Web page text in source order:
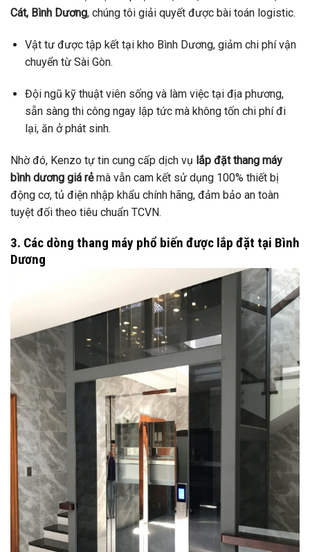
Cát, Bình Dương, chúng tôi giải quyết được bài toán logistic.
Vật tư được tập kết tại kho Bình Dương, giảm chi phí vận
chuyển từ Sài Gòn.
Đội ngũ kỹ thuật viên sống và làm việc tại địa phương,
sẵn sàng thi công ngay lập tức mà không tốn chi phí đi
lại, ăn ở phát sinh.
Nhờ đó, Kenzo tự tin cung cấp dịch vụ lắp đặt thang máy
bình dương giá rẻmà vẫn cam kết sử dụng 100% thiết bị
động cơ, tủ điện nhập khẩu chính hãng, đảm bảo an toàn
tuyệt đối theo tiêu chuẩn TCVN.
3. Các dòng thang máy phổ biến được lắp đặt tại Bình
Dương